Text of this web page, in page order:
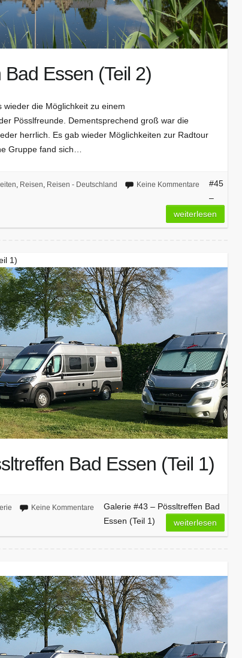
Essen (Teil 2)
die Möglichkeit zu einem
Pösslfreunde. Dementsprechend groß war die
herrlich. Es gab wieder Möglichkeiten zur Radtour
Gruppe fand sich…
Reisen Reisen - Deutschland Keine Kommentare
#45
–
weiterlesen
1)
Bad Essen (Teil 1)
Keine Kommentare
Galerie #43 – Pössltreffen Bad
Essen (Teil 1)
weiterlesen